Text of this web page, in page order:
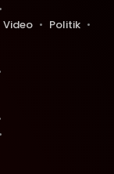
Video
Politik